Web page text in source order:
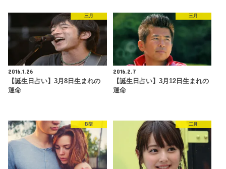
三月
2016.1.26
【誕生日占い】3月8日生まれの
運命
三月
2016.2.7
【誕生日占い】3月12日生まれの
運命
B型 二月